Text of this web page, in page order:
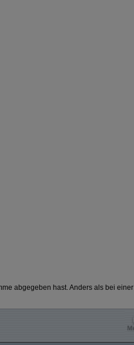
abgegeben hast. Anders als bei einer